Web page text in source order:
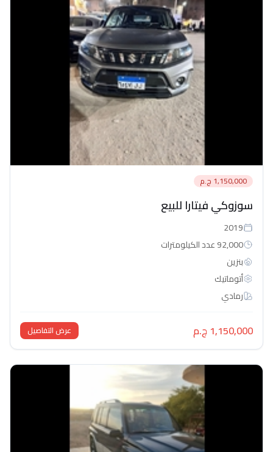
1,150,000 ج.م
سوزوكي فيتارا للبيع
2019
92,000 عدد الكيلومترات
بنزين
أتوماتيك‎
رمادي
1,150,000 ج.م عرض التفاصيل